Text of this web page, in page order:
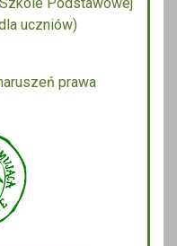
uczniów)
prawa